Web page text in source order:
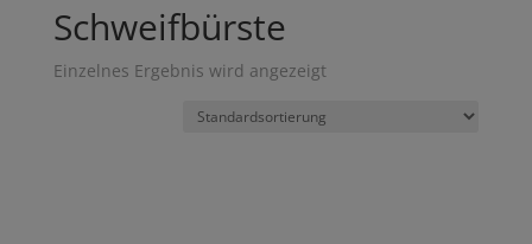
Schweifbürste
Einzelnes Ergebnis wird angezeigt